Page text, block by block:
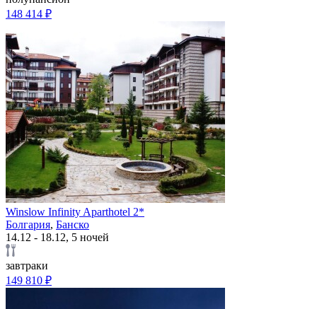
148 414 ₽
Winslow Infinity Aparthotel 2*
Болгария, Банско
14.12 - 18.12, 5 ночей
завтраки
149 810 ₽